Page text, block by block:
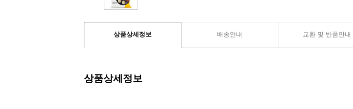
상품상세정보 배송안내 교환 및 반품안내
상품상세정보